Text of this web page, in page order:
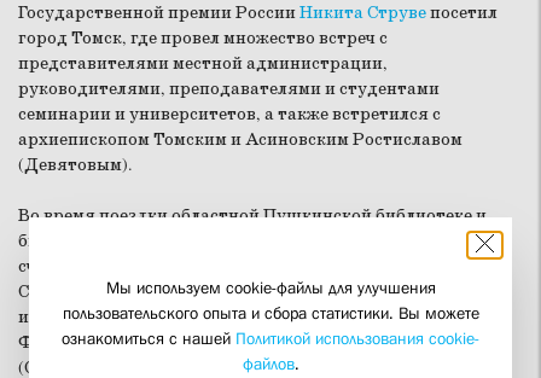
Государственной премии РоссииНикита Струвепосетил
город Томск, где провел множество встреч с
представителями местной администрации,
руководителями, преподавателями и студентами
семинарии и университетов, а также встретился с
архиепископом Томским и Асиновским Ростиславом
(Девятовым).
Во время поездки областной Пушкинской библиотеке и
библиотеке Томского Государственного университета за
счет средств Русского общественного фонда Александра
Солженицына было передано более 5000 экземпляров книг
издательства «ИМКА-пресс» и издательства Свято-
Филаретовского православно-христианского института
(СФИ).
Мы используем cookie-файлы для улучшения
пользовательского опыта и сбора статистики. Вы можете
ознакомиться с нашей Политикой использования cookie-
файлов.